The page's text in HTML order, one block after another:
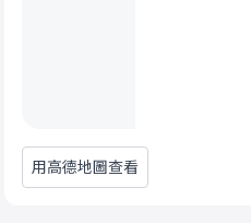
用高德地圖查看